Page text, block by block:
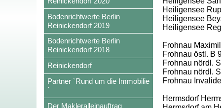
Bodenrichtwerte Berlin
Reinickendorf 2019
Bodenrichtwerte Berlin
Reinickendorf 2018
Reinickendorf
Partner `Rund um die Immobilie
´
Der Makleralleinauftrag
Heiligensee
Heiligensee
Heiligensee
Frohnau
Frohnau östl. B
Frohnau nördl.
Frohnau nördl.
Frohnau
Hermsdorf